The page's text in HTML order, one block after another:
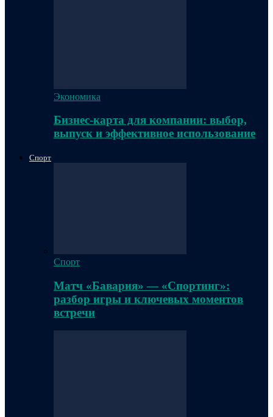
Экономика
Бизнес-карта для компании: выбор,
выпуск и эффективное использование
Спорт
Спорт
Матч «Бавария» — «Спортинг»:
разбор игры и ключевых моментов
встречи